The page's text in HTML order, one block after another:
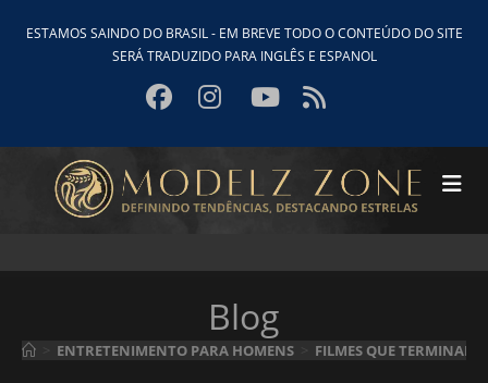
paraESTAMOS SAINDO DO BRASIL - EM BREVE TODO O CONTEÚDO DO SITE
SERÁ TRADUZIDO PARA INGLÊS E ESPANOL
Blog
ENTRETENIMENTO PARA HOMENS FILMES QUE TERMINAM